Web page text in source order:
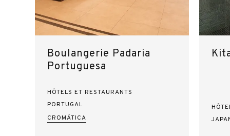
Boulangerie Padaria
Portuguesa
HÔTELS ET RESTAURANTS
PORTUGAL
CROMÁTICA